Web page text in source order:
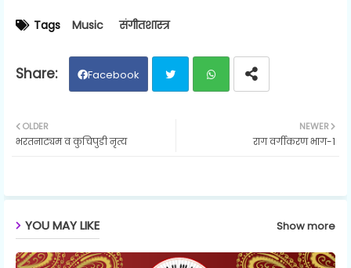
Tags Music संगीतशास्त्र
Facebook
NEWER
राग वर्गीकरण भाग-1
OLDER
भरतनाट्यम व कुचिपुडी नृत्य
YOU MAY LIKE Show more